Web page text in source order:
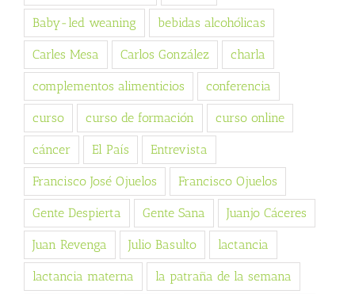
Baby-led weaning bebidas alcohólicas
Carles Mesa Carlos González charla
complementos alimenticios conferencia
curso curso de formación curso online
cáncer El País Entrevista
Francisco José Ojuelos Francisco Ojuelos
Gente Despierta Gente Sana Juanjo Cáceres
Juan Revenga Julio Basulto lactancia
lactancia materna la patraña de la semana